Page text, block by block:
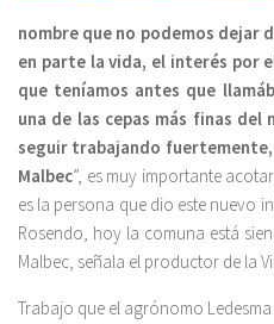
nombre que no podemos dejar
en parte la vida, el interés por
que teníamos antes que
una de las cepas más finas
seguir trabajando
Malbec”, es muy importante
es la persona que dio este nuevo
Rosendo, hoy la comuna está
Malbec, señala el productor de la
Trabajo que el agrónomo